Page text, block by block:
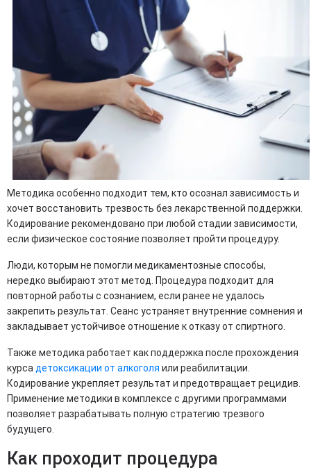
Методика особенно подходит тем, кто осознал зависимость и
хочет восстановить трезвость без лекарственной поддержки.
Кодирование рекомендовано при любой стадии зависимости,
если физическое состояние позволяет пройти процедуру.
Люди, которым не помогли медикаментозные способы,
нередко выбирают этот метод. Процедура подходит для
повторной работы с сознанием, если ранее не удалось
закрепить результат. Сеанс устраняет внутренние сомнения и
закладывает устойчивое отношение к отказу от спиртного.
Также методика работает как поддержка после прохождения
курса детоксикации от алкоголя или реабилитации.
Кодирование укрепляет результат и предотвращает рецидив.
Применение методики в комплексе с другими программами
позволяет разрабатывать полную стратегию трезвого
будущего.
Как проходит процедура